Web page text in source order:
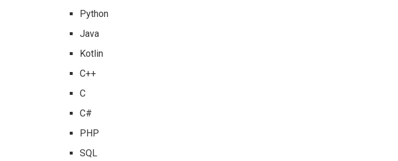
Python
Java
Kotlin
C++
C
C#
PHP
SQL